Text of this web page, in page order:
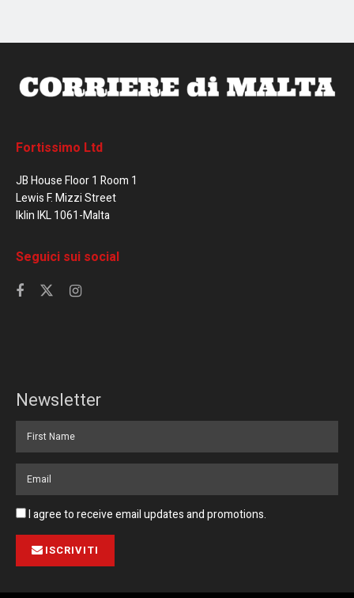
Fortissimo Ltd
JB House Floor 1 Room 1
Lewis F. Mizzi Street
Iklin IKL 1061-Malta
Seguici sui social
Newsletter
I agree to receive email updates and promotions.
ISCRIVITI